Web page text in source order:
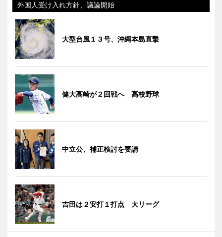
外国人受け入れ方針、議論開始
大型台風１３号、沖縄本島直撃
健大高崎が２回戦へ 高校野球
中立公、補正検討を要請
吉田は２安打１打点 大リーグ